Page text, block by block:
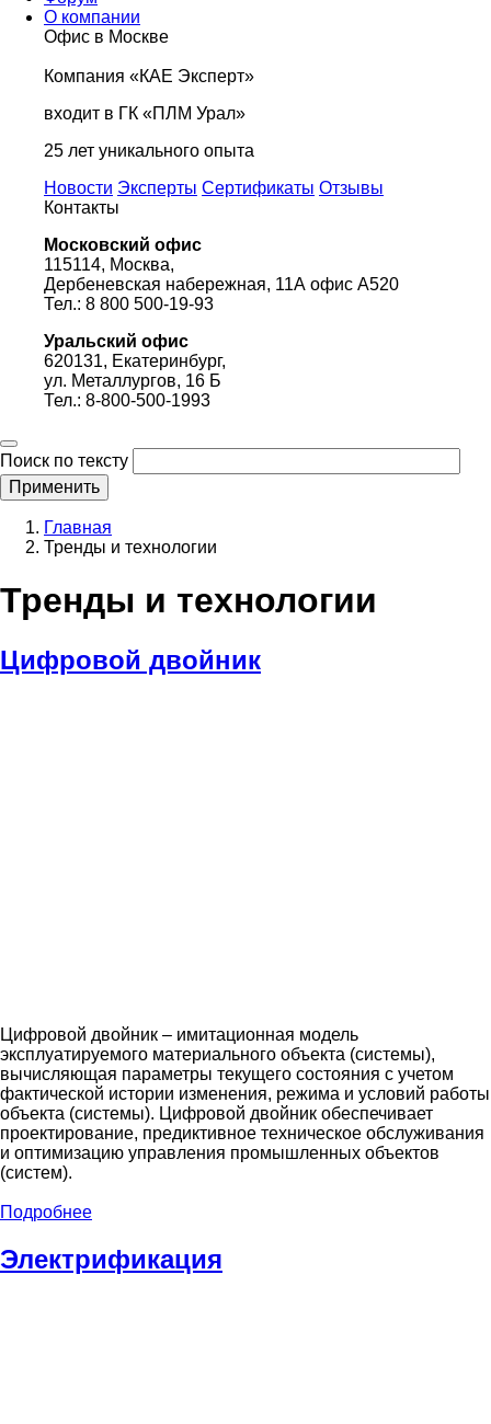
О компании
Офис в Москве
Компания «КАЕ Эксперт»
входит в ГК «ПЛМ Урал»
25 лет уникального опыта
Новости Эксперты Сертификаты Отзывы
Контакты
Московский офис
115114, Москва,
Дербеневская набережная, 11А офис А520
Тел.: 8 800 500-19-93
Уральский офис
620131, Екатеринбург,
ул. Металлургов, 16 Б
Тел.: 8-800-500-1993
Поиск по тексту
Строка
навигации
Главная
Тренды и технологии
Тренды и технологии
Цифровой двойник
Цифровой двойник – имитационная модель
эксплуатируемого материального объекта (системы),
вычисляющая параметры текущего состояния с учетом
фактической истории изменения, режима и условий работы
объекта (системы). Цифровой двойник обеспечивает
проектирование, предиктивное техническое обслуживания
и оптимизацию управления промышленных объектов
(систем).
Подробнее
Электрификация